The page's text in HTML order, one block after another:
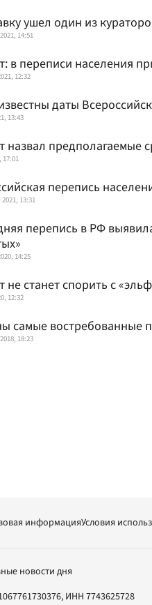
ушел один из
14:51
в переписи населения
12:32
даты
13:43
назвал предполагаемые
17:01
перепись
13:31
перепись в РФ
14:25
не станет спорить с
12:32
самые востребованные
18:23
информацияУсловия
новости дня
ИНН 7743625728